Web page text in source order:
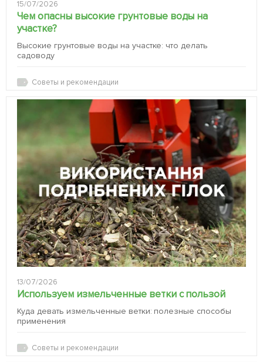
15/07/2026
Чем опасны высокие грунтовые воды на
участке?
Высокие грунтовые воды на участке: что делать
садоводу
Советы и рекомендации
13/07/2026
Используем измельченные ветки с пользой
Куда девать измельченные ветки: полезные способы
применения
Советы и рекомендации